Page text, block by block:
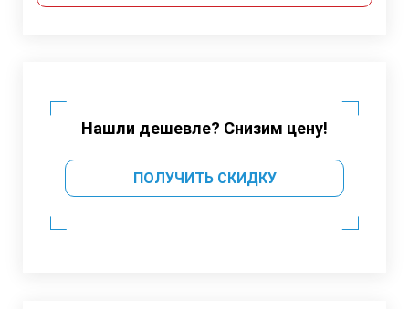
Нашли дешевле? Снизим цену!
ПОЛУЧИТЬ СКИДКУ